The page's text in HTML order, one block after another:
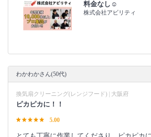
料金なし☺️
株式会社アビリティ
わかわかさん(50代)
換気扇クリーニング(レンジフード) | 大阪府
ピカピカに！！
5.00